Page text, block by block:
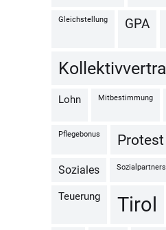
Gleichstellung GPA
Lohn Mitbestimmung
Pflegebonus Protest
Soziales
Teuerung Tirol